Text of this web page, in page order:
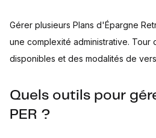
Gérer plusieurs Plans d'Épargne
une complexité administrative. Tour
disponibles et des modalités de
Quels outils pour
PER ?